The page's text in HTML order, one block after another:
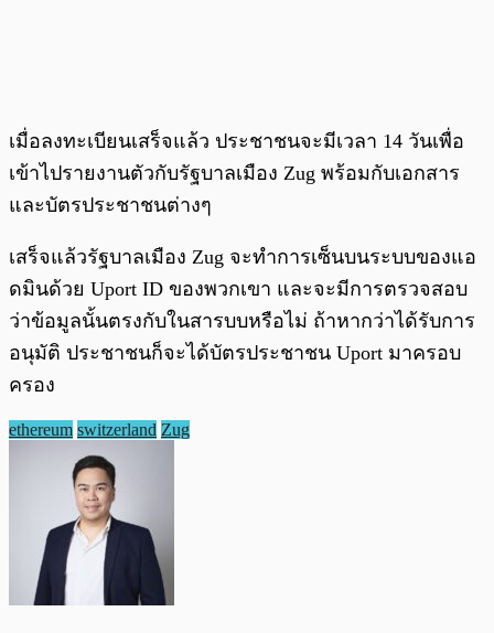
เมื่อลงทะเบียนเสร็จแล้ว ประชาชนจะมีเวลา 14 วันเพื่อ
เข้าไปรายงานตัวกับรัฐบาลเมือง Zug พร้อมกับเอกสาร
และบัตรประชาชนต่างๆ
เสร็จแล้วรัฐบาลเมือง Zug จะทำการเซ็นบนระบบของแอ
ดมินด้วย Uport ID ของพวกเขา และจะมีการตรวจสอบ
ว่าข้อมูลนั้นตรงกับในสารบบหรือไม่ ถ้าหากว่าได้รับการ
อนุมัติ ประชาชนก็จะได้บัตรประชาชน Uport มาครอบ
ครอง
ethereum switzerland Zug